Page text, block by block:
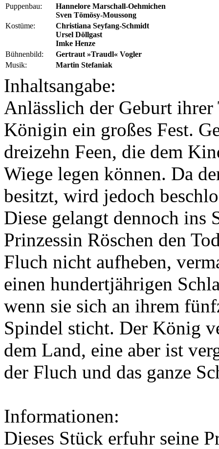
Puppenbau:
Hannelore Marschall-Oehmichen
Sven Tömösy-Moussong
Kostüme:
Christiana Seyfang-Schmidt
Ursel Döllgast
Imke Henze
Bühnenbild:
Gertraut »Traudl« Vogler
Musik:
Martin Stefaniak
Inhaltsangabe:
Anlässlich der Geburt
Königin ein großes Fest.
dreizehn Feen, die dem
Wiege legen können. Da
besitzt, wird jedoch
Diese gelangt dennoch ins
Prinzessin Röschen den
Fluch nicht aufheben,
einen hundertjährigen
wenn sie sich an ihrem
Spindel sticht. Der König
dem Land, eine aber ist
der Fluch und das ganze
Informationen:
Dieses Stück erfuhr seine